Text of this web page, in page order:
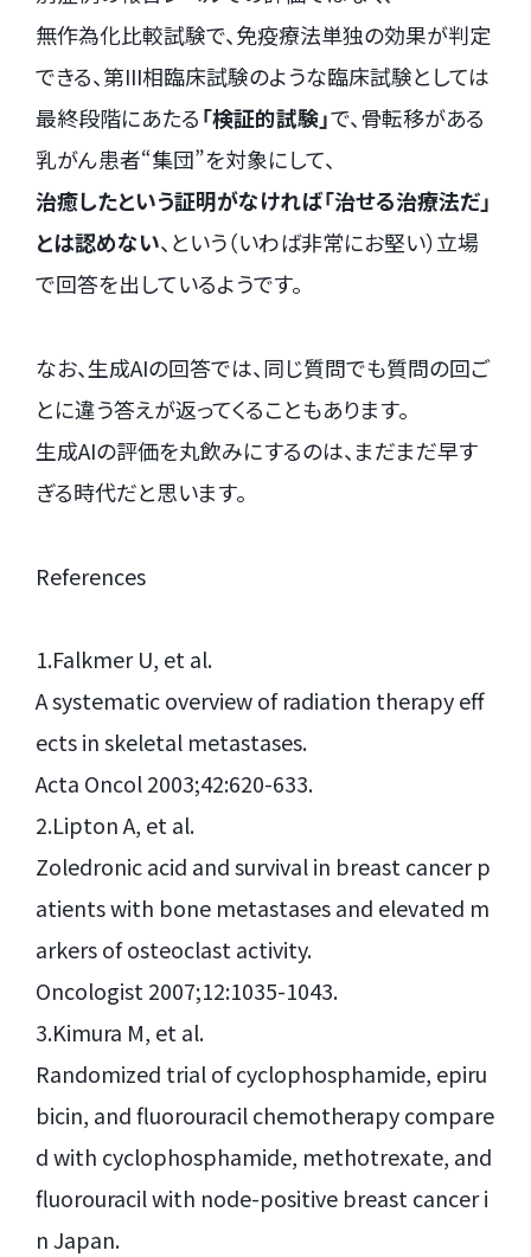
無作為化比較試験で、免疫療法単独の効果が判定
できる、第III相臨床試験のような臨床試験としては
最終段階にあたる「検証的試験」で、骨転移がある
乳がん患者“集団”を対象にして、
治癒したという証明がなければ「治せる治療法だ」
とは認めない、という（いわば非常にお堅い）立場
で回答を出しているようです。
なお、生成AIの回答では、同じ質問でも質問の回ご
とに違う答えが返ってくることもあります。
生成AIの評価を丸飲みにするのは、まだまだ早す
ぎる時代だと思います。
References
1.Falkmer U, et al.
A systematic overview of radiation therapy eff
ects in skeletal metastases.
Acta Oncol 2003;42:620-633.
2.Lipton A, et al.
Zoledronic acid and survival in breast cancer p
atients with bone metastases and elevated m
arkers of osteoclast activity.
Oncologist 2007;12:1035-1043.
3.Kimura M, et al.
Randomized trial of cyclophosphamide, epiru
bicin, and fluorouracil chemotherapy compare
d with cyclophosphamide, methotrexate, and
fluorouracil with node-positive breast cancer i
n Japan.